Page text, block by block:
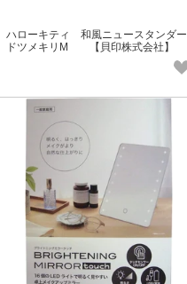
ハローキティ 和風ニュースタンダー
ドツメキリM 【貝印株式会社】